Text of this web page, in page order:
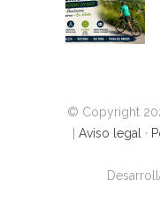
© Copyright
Aviso legal ·